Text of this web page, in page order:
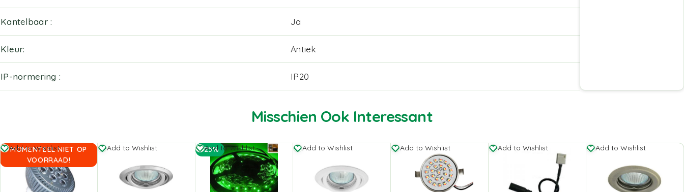
Kantelbaar Ja
Kleur Antiek
IP-normering IP20
Misschien Ook Interessant
MOMENTEEL NIET OP
VOORRAAD!
Add to Wishlist Add to Wishlist -25%
Add to Wishlist Add to Wishlist Add to Wishlist Add to Wishlist Add to Wishlist